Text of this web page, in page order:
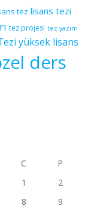
tez lisans tezi
tez projesi tez yazım
yüksek lisans
ders
C
P
1
2
8
9